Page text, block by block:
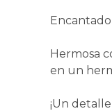
Hermosa
en un
¡Un